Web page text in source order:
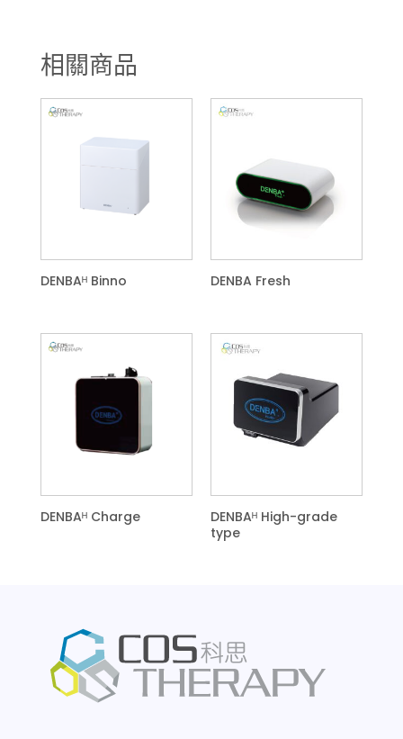
相關商品
DENBAᴴ Binno DENBA Fresh
DENBAᴴ Charge
DENBAᴴ High-grade
type